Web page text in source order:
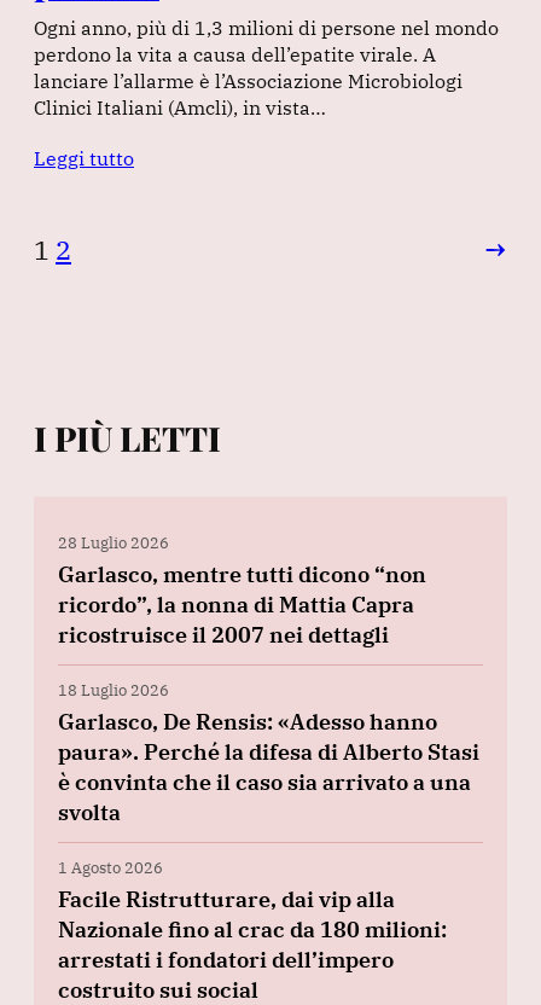
Ogni anno, più di 1,3 milioni di persone nel mondo
perdono la vita a causa dell’epatite virale. A
lanciare l’allarme è l’Associazione Microbiologi
Clinici Italiani (Amcli), in vista…
Leggi tutto
1 2 →
I PIÙ LETTI
28 Luglio 2026
Garlasco, mentre tutti dicono “non
ricordo”, la nonna di Mattia Capra
ricostruisce il 2007 nei dettagli
18 Luglio 2026
Garlasco, De Rensis: «Adesso hanno
paura». Perché la difesa di Alberto Stasi
è convinta che il caso sia arrivato a una
svolta
1 Agosto 2026
Facile Ristrutturare, dai vip alla
Nazionale fino al crac da 180 milioni:
arrestati i fondatori dell’impero
costruito sui social